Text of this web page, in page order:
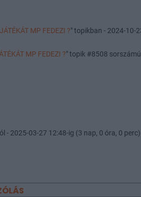
MP FEDEZI ?" topikban - 2024-10-
MP FEDEZI ?" topik #8508
- 2025-03-27 12:48-ig (3 nap, 0 óra, 0 perc)